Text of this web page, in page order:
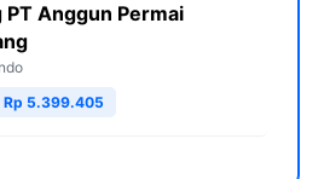
Anggun Permai
Rp 5.399.405